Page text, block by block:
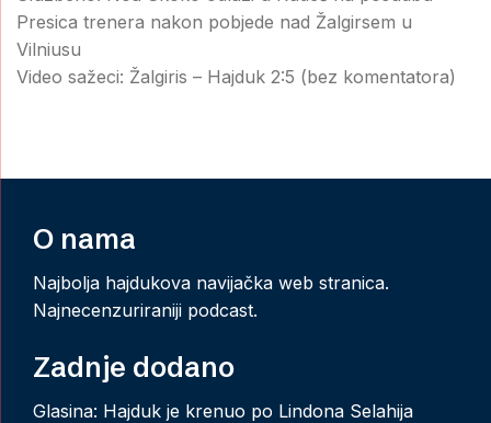
Presica trenera nakon pobjede nad Žalgirsem u
Vilniusu
Video sažeci: Žalgiris – Hajduk 2:5 (bez komentatora)
O nama
Najbolja hajdukova navijačka web stranica.
Najnecenzuriraniji podcast.
Zadnje dodano
Glasina: Hajduk je krenuo po Lindona Selahija